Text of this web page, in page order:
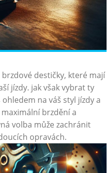
destičky, které mají
jízdy. jak‍ však vybrat ty
na váš styl jízdy a
brzdění a
volba ⁣může zachránit
opravách.